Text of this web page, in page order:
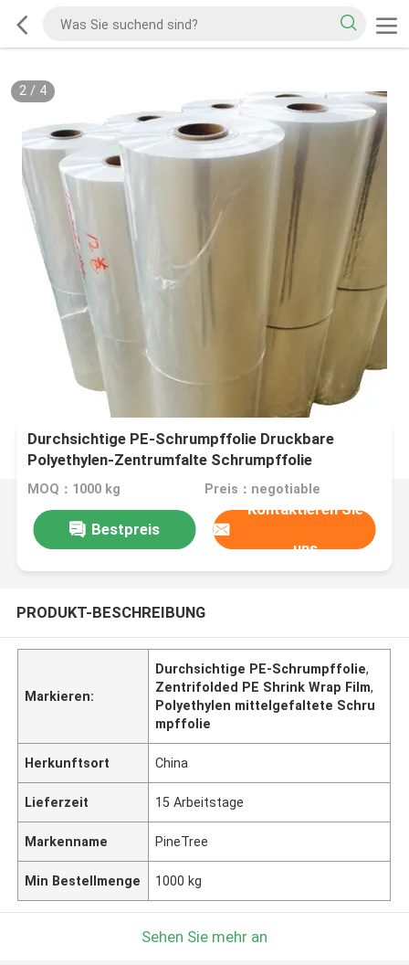
2/ 4
Durchsichtige PE-Schrumpffolie Druckbare
Polyethylen-Zentrumfalte Schrumpffolie
MOQ：1000 kg Preis：negotiable
Bestpreis
Kontaktieren Sie
uns
PRODUKT-BESCHREIBUNG
Markieren:
Durchsichtige PE-Schrumpffolie,
Zentrifolded PE Shrink Wrap Film,
Polyethylen mittelgefaltete Schru
mpffolie
Herkunftsort China
Lieferzeit 15 Arbeitstage
Markenname PineTree
Min Bestellmenge 1000 kg
Sehen Sie mehr an